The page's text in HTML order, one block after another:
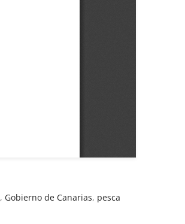
, Gobierno de Canarias, pesca